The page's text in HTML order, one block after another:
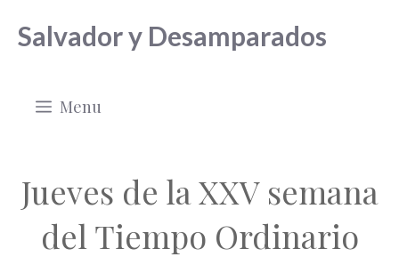
Salvador y Desamparados
Menu
Jueves de la XXV semana
del Tiempo Ordinario